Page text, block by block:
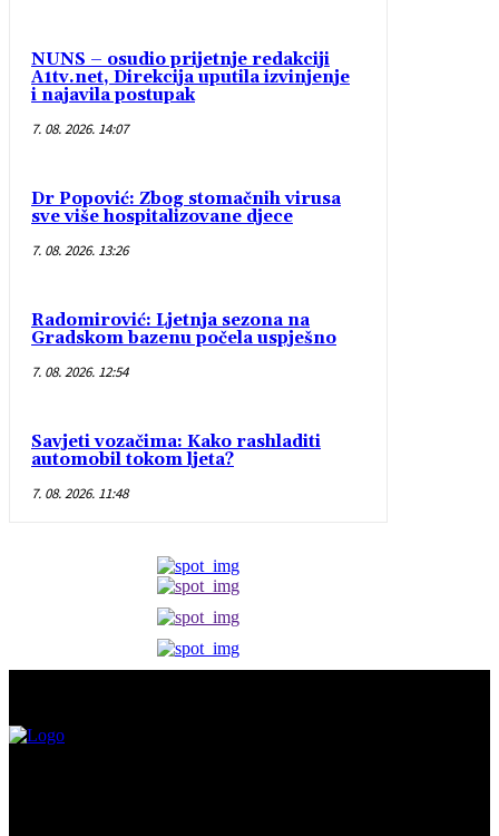
NUNS – osudio prijetnje redakciji
A1tv.net, Direkcija uputila izvinjenje
i najavila postupak
7. 08. 2026. 14:07
Dr Popović: Zbog stomačnih virusa
sve više hospitalizovane djece
7. 08. 2026. 13:26
Radomirović: Ljetnja sezona na
Gradskom bazenu počela uspješno
7. 08. 2026. 12:54
Savjeti vozačima: Kako rashladiti
automobil tokom ljeta?
7. 08. 2026. 11:48